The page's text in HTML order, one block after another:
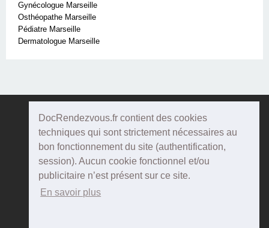
DocRendezvous.fr contient des cookies
techniques qui sont strictement nécessaires au
bon fonctionnement du site (authentification,
session). Aucun cookie fonctionnel et/ou
publicitaire n’est présent sur ce site.
En savoir plus
Gynécologue Marseille
Osthéopathe Marseille
Pédiatre Marseille
Dermatologue Marseille
DocRendezvous
Qui sommes-nous ?
Conditions Générales d'utilisation